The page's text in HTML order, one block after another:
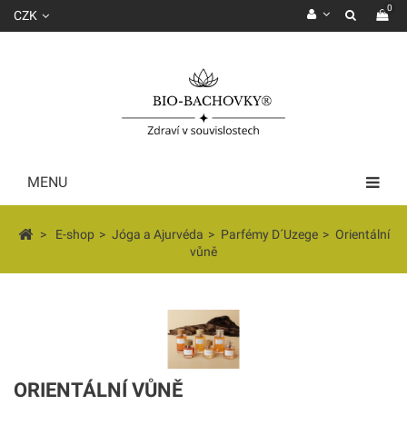
0
CZK
MENU
> E-shop > Jóga a Ajurvéda > Parfémy D´Uzege > Orientální
vůně
ORIENTÁLNÍ VŮNĚ